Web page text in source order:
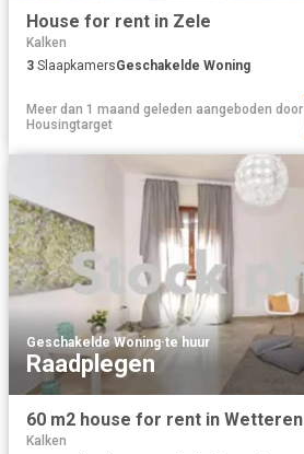
House for rent in Zele
Kalken
3 SlaapkamersGeschakelde Woning
Meer dan 1 maand geleden aangeboden door
Housingtarget
Geschakelde Woning·te huur
Raadplegen
60 m2 house for rent in Wetteren
Kalken